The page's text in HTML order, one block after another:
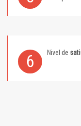
6 Nivel de